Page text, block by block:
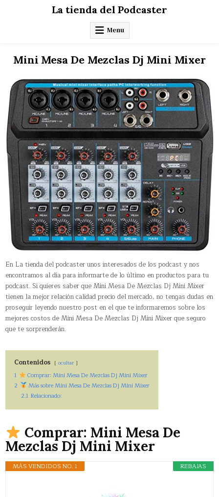
La tienda del Podcaster
Menu
Mini Mesa De Mezclas Dj Mini Mixer
En La tienda del podcaster unos interesados de los podcast y nos
encontramos al día para informarte de lo último en productos para tu
podcast. Si quieres saber que Mini Mesa De Mezclas Dj Mini Mixer
tienen la mejor relación calidad precio del mercado, no tengas dudas en
proseguir leyendo nuestro post en el que te informaremos sobre los
mejores costos de Mini Mesa De Mezclas Dj Mini Mixer que seguro
que te sorprenderán.
Contenidos ocultar
1
Comprar: Mini Mesa De Mezclas Dj Mini Mixer
2
Más sobre Mini Mesa De Mezclas Dj Mini Mixer
2.1 Relacionado:
Comprar: Mini Mesa De
Mezclas Dj Mini Mixer
REBAJAS
MÁS VENDIDOS NO. 1